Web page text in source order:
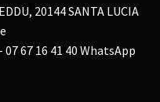
20144 SANTA LUCIA
67 16 41 40 WhatsApp